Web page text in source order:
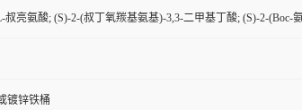
亮氨酸; (S)-2-(叔丁氧羰基氨基)-3,3-二甲基丁酸; (S)-2-(Boc-
镀锌铁桶